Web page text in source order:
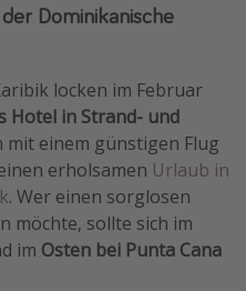
Dominikanische
locken im Februar
Hotel in Strand- und
mit einem günstigen Flug
erholsamen Urlaub in
. Wer einen sorglosen
möchte, sollte sich im
im Osten bei Punta Cana